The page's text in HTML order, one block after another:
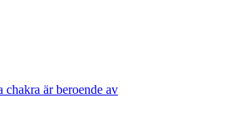
chakra är beroende av